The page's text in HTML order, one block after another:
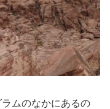
ムのなかにあるの